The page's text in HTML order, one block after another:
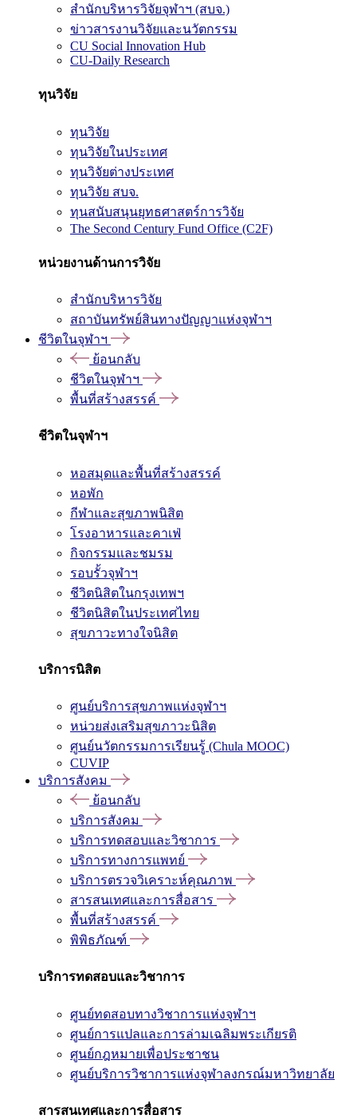
สำนักบริหารวิจัยจุฬาฯ (สบจ.)
ข่าวสารงานวิจัยและนวัตกรรม
CU Social Innovation Hub
CU-Daily Research
ทุนวิจัย
ทุนวิจัย
ทุนวิจัยในประเทศ
ทุนวิจัยต่างประเทศ
ทุนวิจัย สบจ.
ทุนสนับสนุนยุทธศาสตร์การวิจัย
The Second Century Fund Office (C2F)
หน่วยงานด้านการวิจัย
สำนักบริหารวิจัย
สถาบันทรัพย์สินทางปัญญาแห่งจุฬาฯ
ชีวิตในจุฬาฯ
ย้อนกลับ
ชีวิตในจุฬาฯ
พื้นที่สร้างสรรค์
ชีวิตในจุฬาฯ
หอสมุดและพื้นที่สร้างสรรค์
หอพัก
กีฬาและสุขภาพนิสิต
โรงอาหารและคาเฟ่
กิจกรรมและชมรม
รอบรั้วจุฬาฯ
ชีวิตนิสิตในกรุงเทพฯ
ชีวิตนิสิตในประเทศไทย
สุขภาวะทางใจนิสิต
บริการนิสิต
ศูนย์บริการสุขภาพแห่งจุฬาฯ
หน่วยส่งเสริมสุขภาวะนิสิต
ศูนย์นวัตกรรมการเรียนรู้ (Chula MOOC)
CUVIP
บริการสังคม
ย้อนกลับ
บริการสังคม
บริการทดสอบและวิชาการ
บริการทางการแพทย์
บริการตรวจวิเคราะห์คุณภาพ
สารสนเทศและการสื่อสาร
พื้นที่สร้างสรรค์
พิพิธภัณฑ์
บริการทดสอบและวิชาการ
ศูนย์ทดสอบทางวิชาการแห่งจุฬาฯ
ศูนย์การแปลและการล่ามเฉลิมพระเกียรติ
ศูนย์กฎหมายเพื่อประชาชน
ศูนย์บริการวิชาการแห่งจุฬาลงกรณ์มหาวิทยาลัย
สารสนเทศและการสื่อสาร